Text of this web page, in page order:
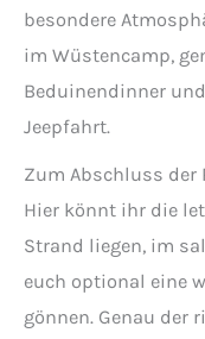
besondere
im Wüstencamp,
Beduinendinner
Jeepfahrt.
Zum Abschluss der
Hier könnt ihr die
Strand liegen, im
euch optional eine
gönnen. Genau der